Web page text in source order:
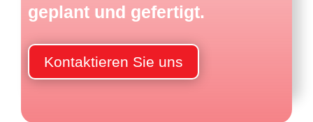
geplant und gefertigt.
Kontaktieren Sie uns